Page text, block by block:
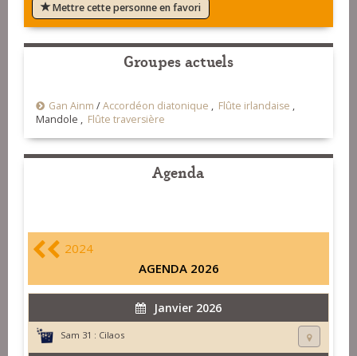
Mettre cette personne en favori
Groupes actuels
Gan Ainm /Accordéon diatonique , Flûte irlandaise ,
Mandole , Flûte traversière
Agenda
2024
AGENDA 2026
Janvier 2026
Sam 31 : Cilaos